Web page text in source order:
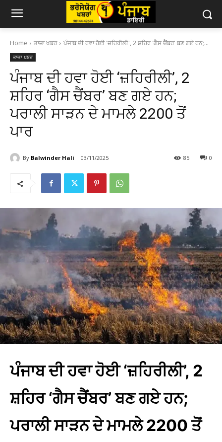
Home ਤਾਜ਼ਾ ਖਬਰ ਪੰਜਾਬ ਦੀ ਹਵਾ ਹੋਈ 'ਜ਼ਹਿਰੀਲੀ', 2 ਸ਼ਹਿਰ 'ਗੈਸ ਚੈਂਬਰ' ਬਣ ਗਏ ਹਨ;...
ਤਾਜ਼ਾ ਖਬਰ
ਪੰਜਾਬ ਦੀ ਹਵਾ ਹੋਈ ‘ਜ਼ਹਿਰੀਲੀ’, 2
ਸ਼ਹਿਰ ‘ਗੈਸ ਚੈਂਬਰ’ ਬਣ ਗਏ ਹਨ;
ਪਰਾਲੀ ਸਾੜਨ ਦੇ ਮਾਮਲੇ 2200 ਤੋਂ
ਪਾਰ
By Balwinder Hali 03/11/2025 0
85
ਪੰਜਾਬ ਦੀ ਹਵਾ ਹੋਈ ‘ਜ਼ਹਿਰੀਲੀ’, 2
ਸ਼ਹਿਰ ‘ਗੈਸ ਚੈਂਬਰ’ ਬਣ ਗਏ ਹਨ;
ਪਰਾਲੀ ਸਾੜਨ ਦੇ ਮਾਮਲੇ 2200 ਤੋਂ